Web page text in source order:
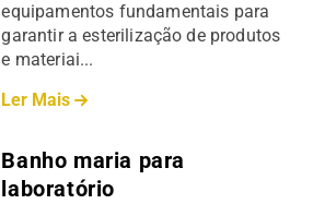
equipamentos fundamentais para
garantir a esterilização de produtos
e materiai...
Ler Mais
Banho maria para
laboratório